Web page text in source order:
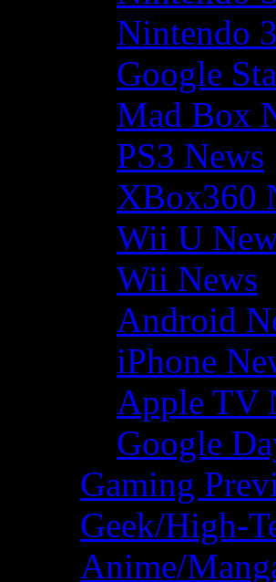
Nintendo
Google
Mad Box
PS3 News
XBox360
Wii U
Wii News
Android
iPhone
Apple TV
Google
Gaming
Geek/High-
Anime/